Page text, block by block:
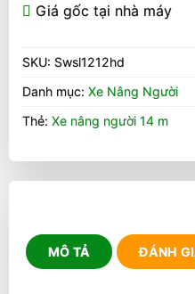
Giá gốc tại nhà máy
SKU: Swsl1212hd
Danh mục: Xe Nâng Người
Thẻ: Xe nâng người 14 m
MÔ TẢ ĐÁNH